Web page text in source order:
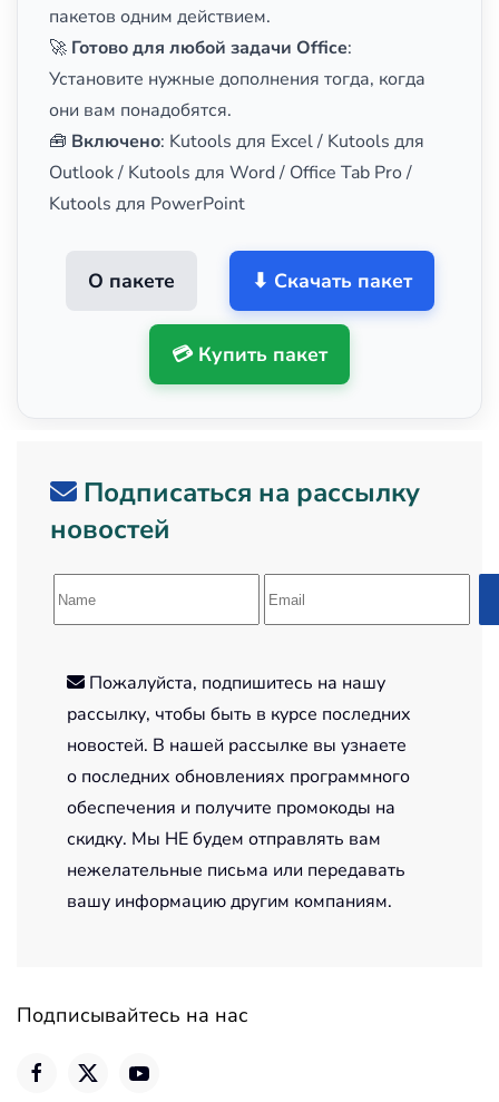
пакетов одним действием.
🚀 Готово для любой задачи Office:
Установите нужные дополнения тогда, когда
они вам понадобятся.
🧰 Включено: Kutools для Excel / Kutools для
Outlook / Kutools для Word / Office Tab Pro /
Kutools для PowerPoint
О пакете ⬇ Скачать пакет
💳 Купить пакет
Подписаться на рассылку
новостей
Пожалуйста, подпишитесь на нашу
рассылку, чтобы быть в курсе последних
новостей. В нашей рассылке вы узнаете
о последних обновлениях программного
обеспечения и получите промокоды на
скидку. Мы НЕ будем отправлять вам
нежелательные письма или передавать
вашу информацию другим компаниям.
Подписывайтесь на нас